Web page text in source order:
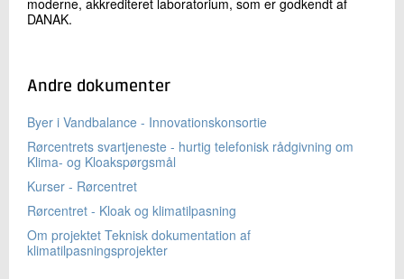
moderne, akkrediteret laboratorium, som er godkendt af
DANAK.
Andre dokumenter
Byer i Vandbalance - Innovationskonsortie
Rørcentrets svartjeneste - hurtig telefonisk rådgivning om
Klima- og Kloakspørgsmål
Kurser - Rørcentret
Rørcentret - Kloak og klimatilpasning
Om projektet Teknisk dokumentation af
klimatilpasningsprojekter